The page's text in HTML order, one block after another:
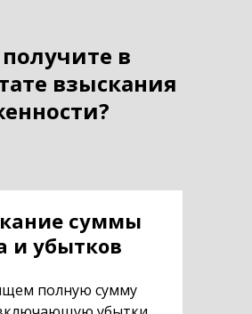
в
взыскания
суммы
и убытков
полную сумму